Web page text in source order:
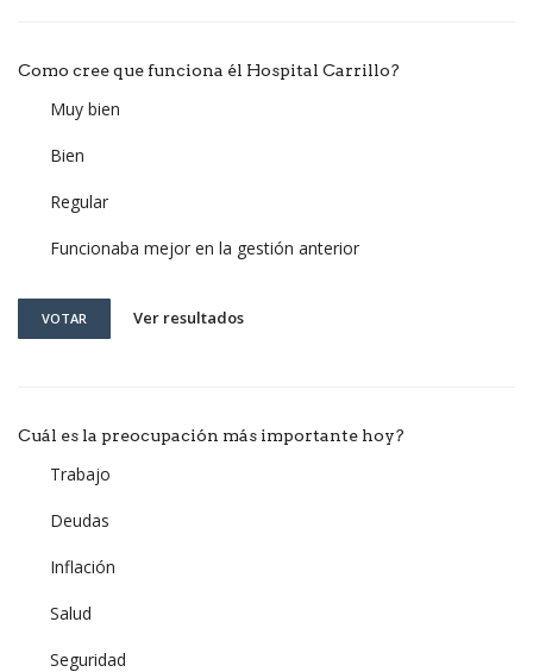
Como cree que funciona él Hospital Carrillo?
Muy bien
Bien
Regular
Funcionaba mejor en la gestión anterior
VOTAR Ver resultados
Cuál es la preocupación más importante hoy?
Trabajo
Deudas
Inflación
Salud
Seguridad